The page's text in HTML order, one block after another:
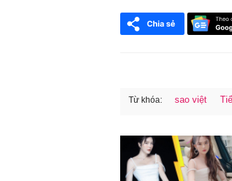
Từ khóa: sao việt